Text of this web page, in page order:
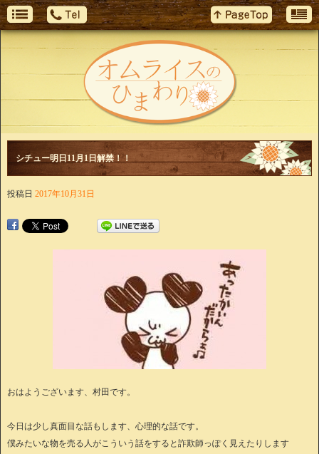
シチュー明日11月1日解禁！！
投稿日 2017年10月31日
おはようございます、村田です。
今日は少し真面目な話もします、心理的な話です。
僕みたいな物を売る人がこういう話をすると詐欺師っぽく見えたりします